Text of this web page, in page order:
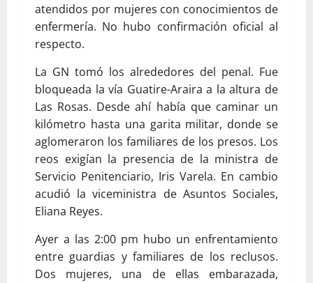
atendidos por mujeres con conocimientos de
enfermería. No hubo confirmación oficial al
respecto.
La GN tomó los alrededores del penal. Fue
bloqueada la vía Guatire-Araira a la altura de
Las Rosas. Desde ahí había que caminar un
kilómetro hasta una garita militar, donde se
aglomeraron los familiares de los presos. Los
reos exigían la presencia de la ministra de
Servicio Penitenciario, Iris Varela. En cambio
acudió la viceministra de Asuntos Sociales,
Eliana Reyes.
Ayer a las 2:00 pm hubo un enfrentamiento
entre guardias y familiares de los reclusos.
Dos mujeres, una de ellas embarazada,